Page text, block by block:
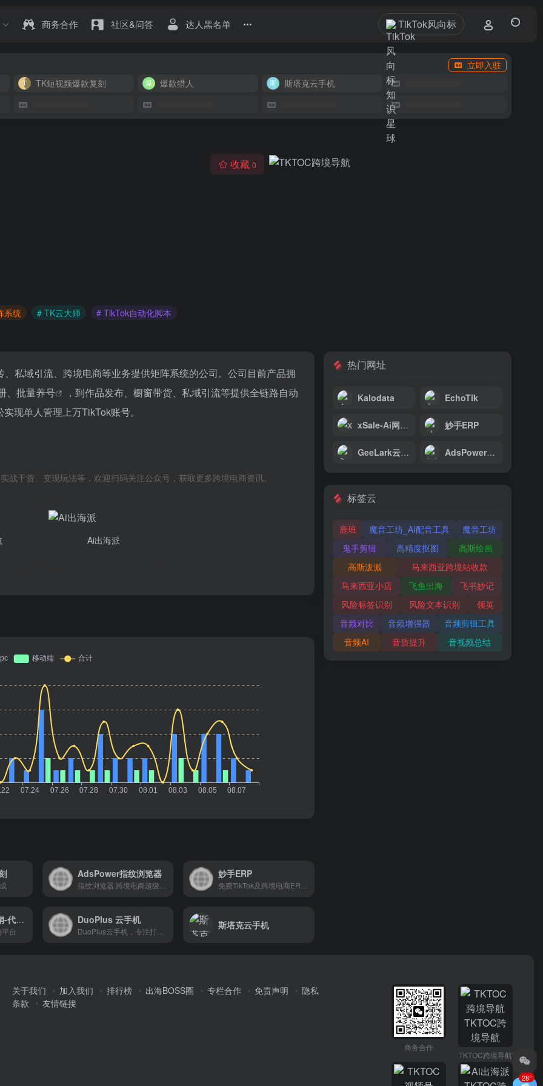
商务合作 社区&问答 达人黑名单 TikTok风向标
立即入驻
TK短视频爆款复刻
爆款猎人 斯塔克云手机
收藏 0
系统 # TK云大师 # TikTok自动化脚本
私域引流、跨境电商等业务提供矩阵系统的公司。公司目前产品拥
批量养号
，到作品发布、橱窗带货、私域引流等提供全链路自动
现单人管理上万TikTok账号。
干货、变现玩法等，欢迎扫码关注公众号，获取更多跨境电商资讯。
Ai出海派
AdsPower指纹浏览器 妙手ERP
美国本土货盘分销-代发货
台
DuoPlus 云手机
DuoPlus云手机，专注打造全球社媒营销、TikTok、游戏挂机专用云手机，实现批量管理、自动化运营海外账号。
斯塔克云手机
热门网址
Kalodata EchoTik
xSale-Ai网红建联工具 妙手ERP
GeeLark云手机 AdsPower指纹浏览器
标签云
鹿班 魔音工坊_AI配音工具
魔音工坊
鬼手剪辑
高精度抠图
高斯绘画
高斯泼溅
马来西亚跨境站收款
马来西亚小店
飞鱼出海
飞书妙记
风险标签识别
风险文本识别
领英
音频对比
音频增强器
音频剪辑工具
音频AI
音质提升 音视频总结
关于我们 加入我们 排行榜 出海BOSS圈 专栏合作 免责声明
隐私
条款
友情链接
商务合作
TKTOC跨境导航
28°